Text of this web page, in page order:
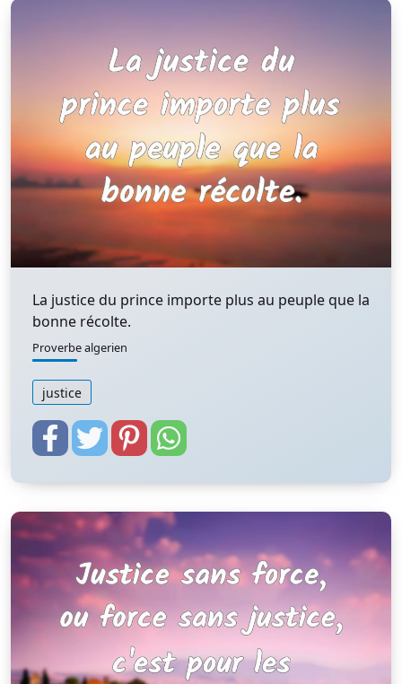
La justice du prince importe plus au peuple que la
bonne récolte.
Proverbe algerien
justice